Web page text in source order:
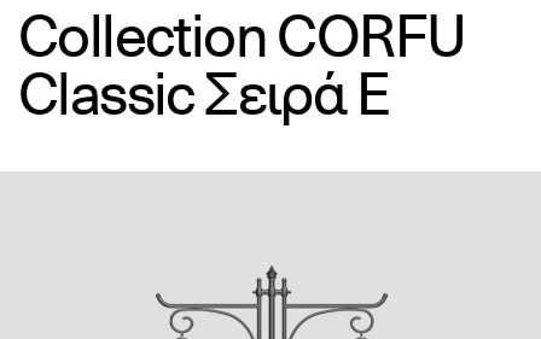
Collection CORFU
Classic Σειρά Ε